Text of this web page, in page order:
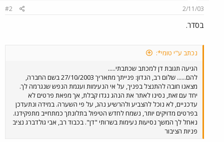
2/11/03
#2
בסדר.
נכתב ע"י טומי*:
הגיעה תגובת דן למכתב שכתבתי.....
להם...... שלום רב, הנדון: פנייתך מתאריך 27/10/2003 בשם החברה,
מצאנו חובה להתנצל בפניך, על אי הנעימות ועגמת הנפש שנגרמה לך.
יחד עם זאת, נסינו לאתר את הנהג נגדו קבלת, אך מפאת פרטים לא
עדכניים, לא נוכל להצביע ולהרשיע נהג, על פי השערה. במידה ונתעדכן
בפרטים מדויקים יותר, נשמח לחדש הטיפול בתלונתך כמתחייב מתפקידנו.
נאחל לך המשך נסיעות נעימות בשרותי "דן". בכבוד רב, אבי גולדברג נציב
פניות הציבור